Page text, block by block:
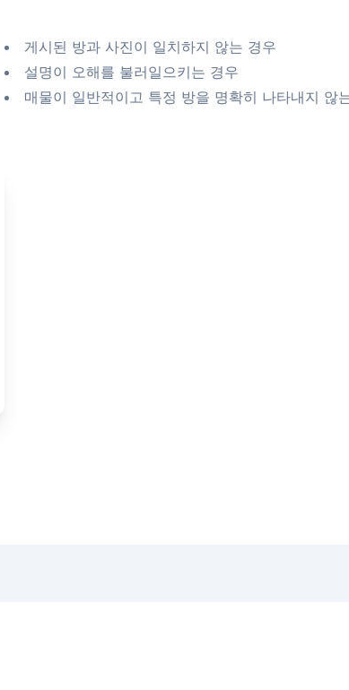
게시된 방과 사진이 일치하지 않는 경우
설명이 오해를 불러일으키는 경우
매물이 일반적이고 특정 방을 명확히 나타내지 않